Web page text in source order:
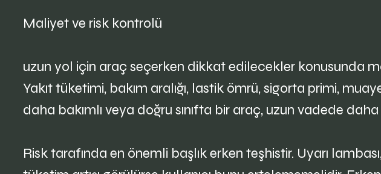
Maliyet ve risk kontrolü
uzun yol için araç seçerken dikkat edilecekler konusunda
Yakıt tüketimi, bakım aralığı, lastik ömrü, sigorta primi,
daha bakımlı veya doğru sınıfta bir araç, uzun vadede
Risk tarafında en önemli başlık erken teşhistir. Uyarı